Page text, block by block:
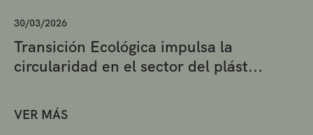
30/03/2026
Transición Ecológica impulsa la
circularidad en el sector del plást...
VER MÁS